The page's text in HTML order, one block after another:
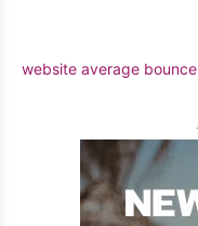
website average